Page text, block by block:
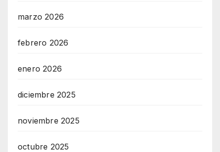
marzo 2026
febrero 2026
enero 2026
diciembre 2025
noviembre 2025
octubre 2025